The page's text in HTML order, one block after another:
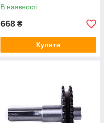
В наявності
668 ₴
Купити